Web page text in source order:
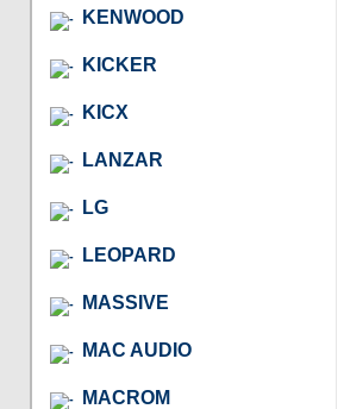
KENWOOD
KICKER
KICX
LANZAR
LG
LEOPARD
MASSIVE
MAC AUDIO
MACROM